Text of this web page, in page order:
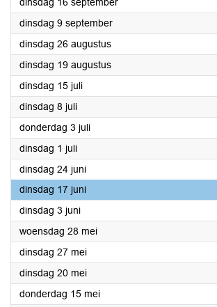
dinsdag 9 september2025
dinsdag 26 augustus2025
dinsdag 19 augustus2025
dinsdag 15 juli2025
dinsdag 8 juli2025
donderdag 3 juli2025
dinsdag 1 juli2025
dinsdag 24 juni2025
dinsdag 17 juni2025
dinsdag 3 juni2025
woensdag 28 mei2025
dinsdag 27 mei2025
dinsdag 20 mei2025
donderdag 15 mei2025